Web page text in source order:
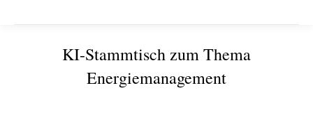
KI-Stammtisch zum Thema
Energiemanagement